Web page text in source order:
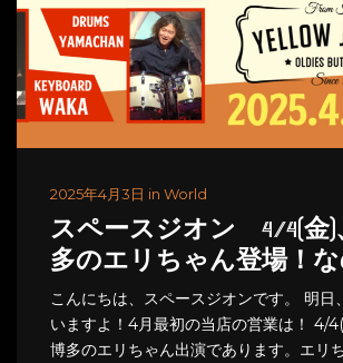
2025年4月3日 in World
スペースジオン 4/4(金)
多のエリちゃん登場！な
こんにちは、スペースジオンです。 明日
いますよ！4月最初の当店の営業は！ 4/4(
博多のエリちゃん出演であります。エリ